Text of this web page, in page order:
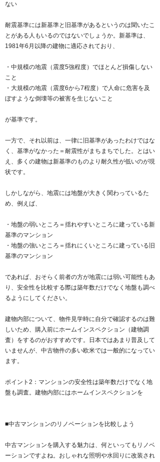
ない
耐震基準には新基準と旧基準があるというのは聞いたこ
とがある人もいるのではないでしょうか。新基準は、
1981年6月以降の建物に適応されており、
・中規模の地震（震度5強程度）でほとんど損傷しない
こと
・大規模の地震（震度6から7程度）で人命に危害を及
ぼすような倒壊等の被害を生じないこと
が基準です。
一方で、それ以前は、一律に旧基準があったわけではな
く、基準がなかった＝耐震性がまちまちでした。とはい
え、多くの建物は新基準のものより耐久性が低いのが現
状です。
しかしながら、地震には地盤が大きく関わっているた
め、例えば、
・地盤の弱いところ＝揺れやすいところに建っている新
基準のマンション
・地盤の強いところ＝揺れにくいところに建っている旧
基準のマンション
であれば、おそらく前者の方が地震には弱い可能性もあ
り、安全性を比較する際は築年数だけでなく地盤も調べ
るようにしてください。
建物内部について、物件見学時に自分で確認するのは難
しいため、購入前にホームインスペクション（建物調
査）をするのがおすすめです。日本ではあまり普及して
いませんが、中古物件の多い欧米では一般的になってい
ます。
ポイント2：マンションの安全性は築年数だけでなく地
盤も調査。建物内部にはホームインスペクションを
■中古マンションのリノベーションを比較しよう
中古マンションを購入する魅力は、何といってもリノベ
ーションですよね。おしゃれな照明や水回りに改装され